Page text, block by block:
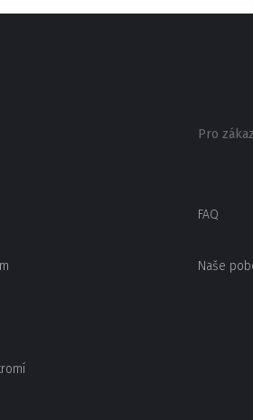
Pro
FAQ
Naše